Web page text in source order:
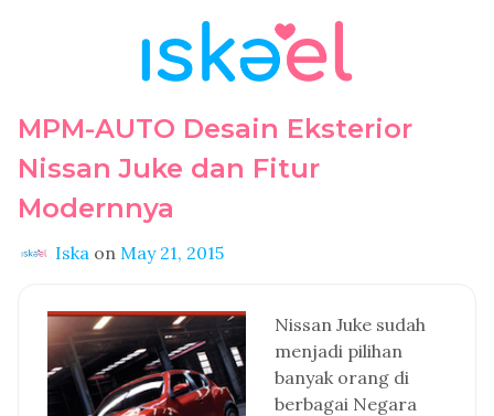
MPM-AUTO Desain Eksterior
Nissan Juke dan Fitur
Modernnya
Iska on May 21, 2015
Nissan Juke sudah
menjadi pilihan
banyak orang di
berbagai Negara